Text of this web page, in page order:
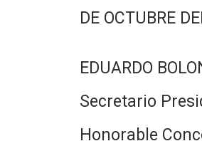
DE OCTUBRE
EDUARDO
Secretario
Honorable